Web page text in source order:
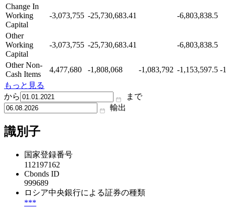
Change In
Working
Capital
-3,073,755 -25,730,683.41 -6,803,838.5
Other
Working
Capital
-3,073,755 -25,730,683.41 -6,803,838.5
Other Non-
Cash Items
4,477,680 -1,808,068 -1,083,792 -1,153,597.5 -
もっと見る
から
まで
輸出
識別子
国家登録番号
112197162
Cbonds ID
999689
ロシア中央銀行による証券の種類
***